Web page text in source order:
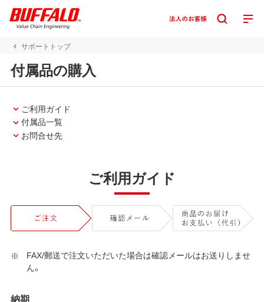
サポートトップ
付属品の購入
ご利用ガイド
付属品一覧
お問合せ先
ご利用ガイド
FAX/郵送で注文いただいた場合は確認メールはお送りしませ
ん。
納期